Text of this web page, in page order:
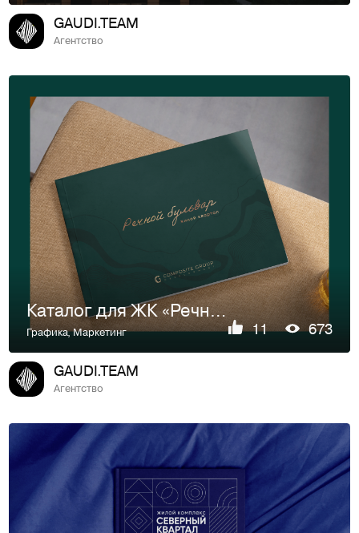
GAUDI.TEAM
Агентство
Каталог для ЖК «Речной бульвар»
Графика,Маркетинг 11 673
GAUDI.TEAM
Агентство